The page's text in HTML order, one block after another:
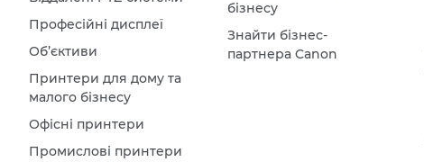
Професійні дисплеї
Об’єктиви
Принтери для дому та
малого бізнесу
Офісні принтери
Промислові принтери
бізнесу
Знайти бізнес-
партнера Canon